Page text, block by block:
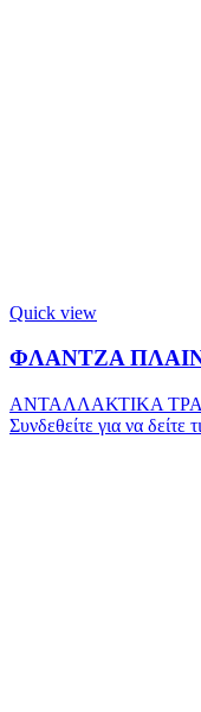
Quick view
ΦΛΑΝΤΖΑ
ΑΝΤΑΛΛΑΚΤΙΚΑ
Συνδεθείτε για να δείτε